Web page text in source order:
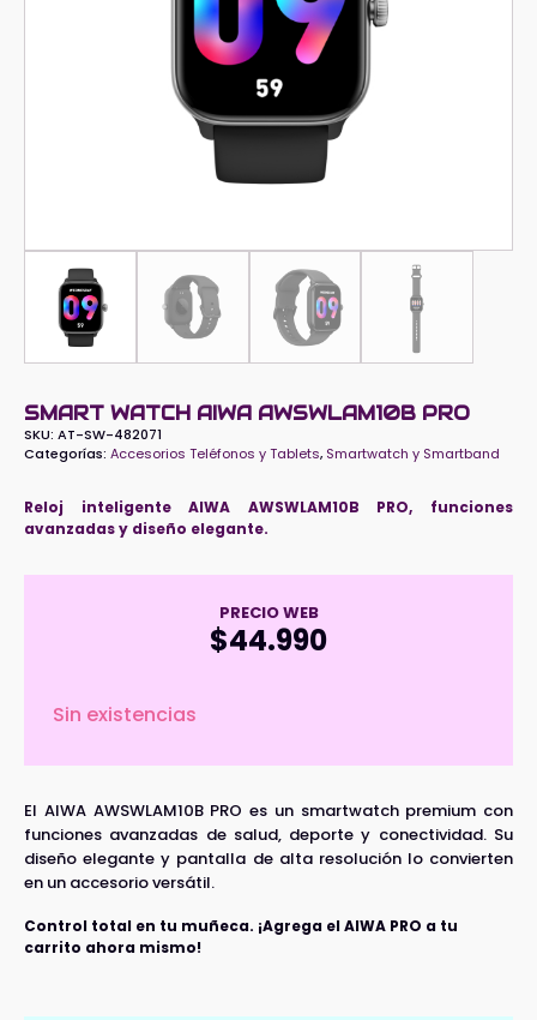
SMART WATCH AIWA AWSWLAM10B PRO
SKU: AT-SW-482071
Categorías: Accesorios Teléfonos y Tablets, Smartwatch y Smartband
Reloj inteligente AIWA AWSWLAM10B PRO, funciones
avanzadas y diseño elegante.
PRECIO WEB
$44.990
Sin existencias
El AIWA AWSWLAM10B PRO es un smartwatch premium con
funciones avanzadas de salud, deporte y conectividad. Su
diseño elegante y pantalla de alta resolución lo convierten
en un accesorio versátil.
Control total en tu muñeca. ¡Agrega el AIWA PRO a tu
carrito ahora mismo!